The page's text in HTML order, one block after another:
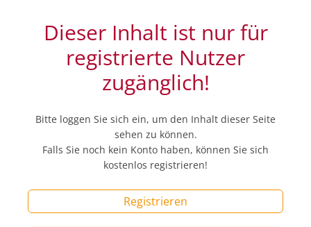
Dieser Inhalt ist nur für
registrierte Nutzer
zugänglich!
Bitte loggen Sie sich ein, um den Inhalt dieser Seite
sehen zu können.
Falls Sie noch kein Konto haben, können Sie sich
kostenlos registrieren!
Registrieren